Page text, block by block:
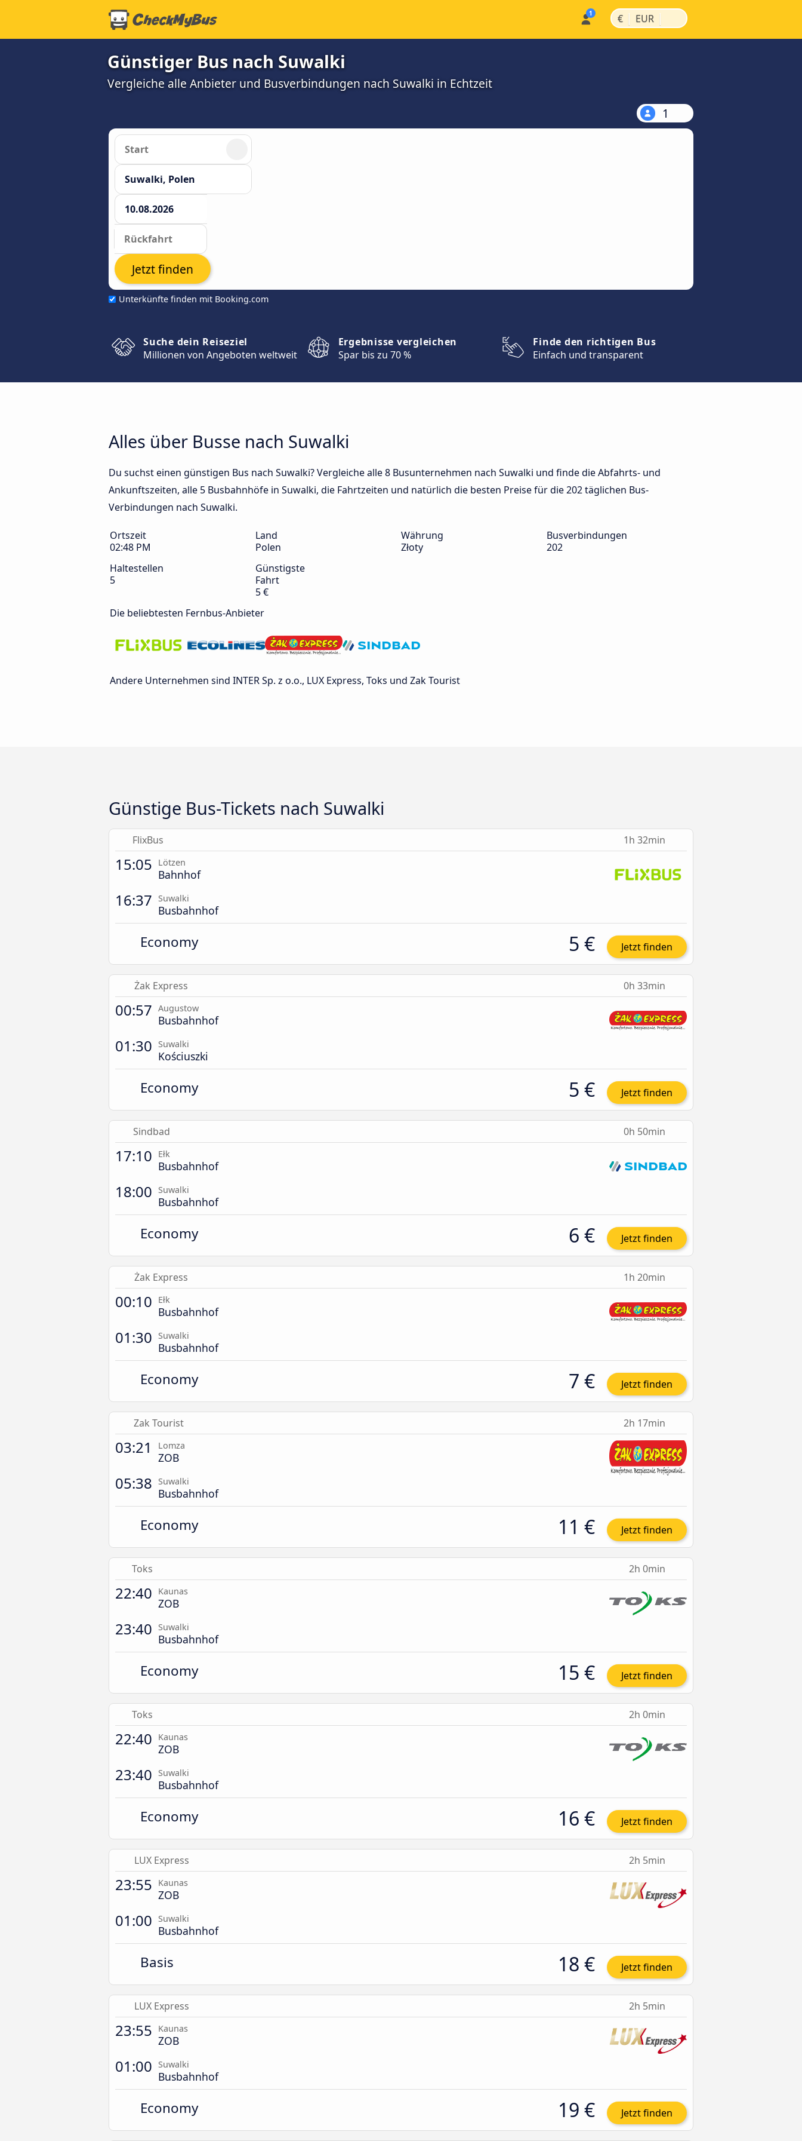
€ | EUR |
Günstiger Bus nach Suwalki
Vergleiche alle Anbieter und Busverbindungen nach Suwalki in Echtzeit
1
Unterkünfte finden mit Booking.com
Jetzt finden
Suche dein Reiseziel
Millionen von Angeboten weltweit
Ergebnisse vergleichen
Spar bis zu 70 %
Finde den richtigen Bus
Einfach und transparent
Alles über Busse nach Suwalki
Du suchst einen günstigen Bus nach Suwalki? Vergleiche alle 8 Busunternehmen nach Suwalki und finde die Abfahrts- und
Ankunftszeiten, alle 5 Busbahnhöfe in Suwalki, die Fahrtzeiten und natürlich die besten Preise für die 202 täglichen Bus-
Verbindungen nach Suwalki.
Ortszeit
02:48 PM
Land
Polen
Währung
Złoty
Busverbindungen
202
Haltestellen
5
Günstigste
Fahrt
5 €
Die beliebtesten Fernbus-Anbieter
Andere Unternehmen sind INTER Sp. z o.o., LUX Express, Toks und Zak Tourist
Günstige Bus-Tickets nach Suwalki
FlixBus 1h 32min
15:05 Lötzen
Bahnhof
16:37 Suwalki
Busbahnhof
Economy 5 € Jetzt finden
Żak Express 0h 33min
00:57 Augustow
Busbahnhof
01:30 Suwalki
Kościuszki
Economy 5 € Jetzt finden
Sindbad 0h 50min
17:10 Ełk
Busbahnhof
18:00 Suwalki
Busbahnhof
Economy 6 € Jetzt finden
Żak Express 1h 20min
00:10 Ełk
Busbahnhof
01:30 Suwalki
Busbahnhof
Economy 7 € Jetzt finden
Zak Tourist 2h 17min
03:21 Lomza
ZOB
05:38 Suwalki
Busbahnhof
Economy 11 € Jetzt finden
Toks 2h 0min
22:40 Kaunas
ZOB
23:40 Suwalki
Busbahnhof
Economy 15 € Jetzt finden
Toks 2h 0min
22:40 Kaunas
ZOB
23:40 Suwalki
Busbahnhof
Economy 16 € Jetzt finden
LUX Express 2h 5min
23:55 Kaunas
ZOB
01:00 Suwalki
Busbahnhof
Basis 18 € Jetzt finden
LUX Express 2h 5min
23:55 Kaunas
ZOB
01:00 Suwalki
Busbahnhof
Economy 19 € Jetzt finden